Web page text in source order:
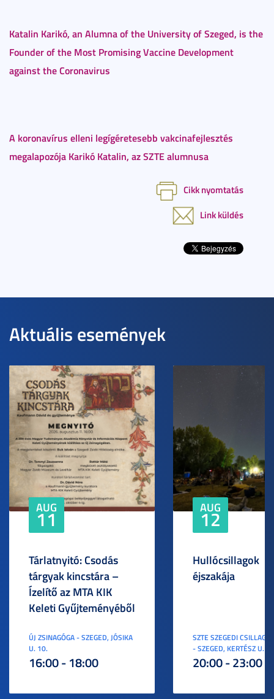
Katalin Karikó, an Alumna of the University of Szeged, is the
Founder of the Most Promising Vaccine Development
against the Coronavirus
A koronavírus elleni legígéretesebb vakcinafejlesztés
megalapozója Karikó Katalin, az SZTE alumnusa
Cikk nyomtatás
Link küldés
Aktuális események
AUG
11
Tárlatnyitó: Csodás
tárgyak kincstára –
Ízelítő az MTA KIK
Keleti Gyűjteményéből
ÚJ ZSINAGÓGA - SZEGED, JÓSIKA
U. 10.
16:00 - 18:00
AUG
12
Hullócsillagok
éjszakája
SZTE SZEGEDI
- SZEGED, KERTÉSZ U. 3.
20:00 - 23:00